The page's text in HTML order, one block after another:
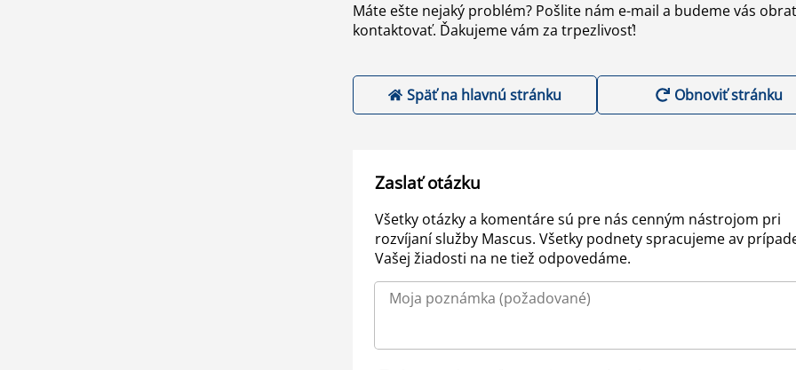
Máte ešte nejaký problém? Pošlite nám e-mail a budeme vás
kontaktovať. Ďakujeme vám za trpezlivosť!
Späť na hlavnú stránku Obnoviť stránku
Zaslať otázku
Všetky otázky a komentáre sú pre nás cenným nástrojom pri
rozvíjaní služby Mascus. Všetky podnety spracujeme av
Vašej žiadosti na ne tiež odpovedáme.